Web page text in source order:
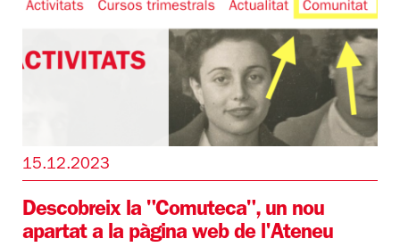
15.12.2023
Descobreix la "Comuteca", un nou
apartat a la pàgina web de l'Ateneu